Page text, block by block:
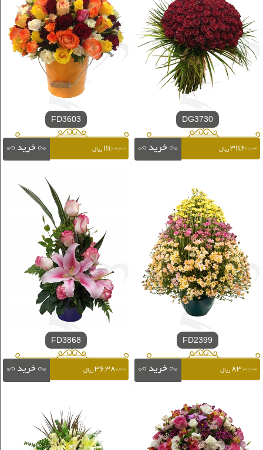
DG3730
۳۱۱,۲۰۰,۰۰۰ریال
FD3603
۱۱۱,۰۰۰,۰۰۰ریال
FD2399
۸۳,۰۰۰,۰۰۰ریال
FD3868
۳۶,۳۸۰,۰۰۰ریال